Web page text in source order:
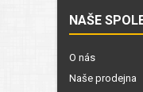
NAŠE
O nás
Naše prodejna